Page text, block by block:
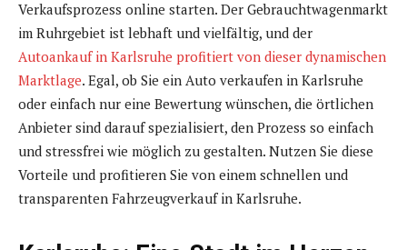
Verkaufsprozess online starten. Der Gebrauchtwagenmarkt
im Ruhrgebiet ist lebhaft und vielfältig, und der
Autoankauf in Karlsruhe profitiert von dieser dynamischen
Marktlage. Egal, ob Sie ein Auto verkaufen in Karlsruhe
oder einfach nur eine Bewertung wünschen, die örtlichen
Anbieter sind darauf spezialisiert, den Prozess so einfach
und stressfrei wie möglich zu gestalten. Nutzen Sie diese
Vorteile und profitieren Sie von einem schnellen und
transparenten Fahrzeugverkauf in Karlsruhe.